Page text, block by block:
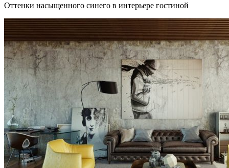
Оттенки насыщенного синего в интерьере гостиной